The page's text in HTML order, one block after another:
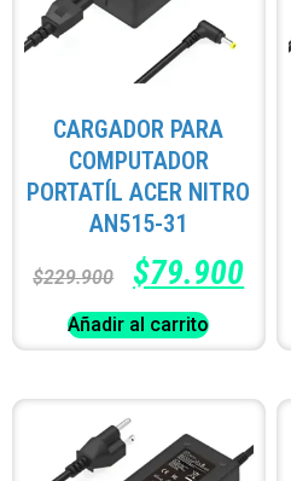
CARGADOR PARA
COMPUTADOR
PORTATÍL ACER NITRO
AN515-31
$229.900 $79.900
Añadir al carrito